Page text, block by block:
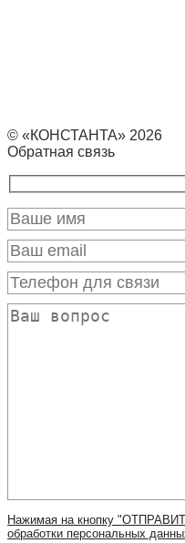
© «КОНСТАНТА» 2026
Обратная связь
Нажимая на кнопку
обработки персональных